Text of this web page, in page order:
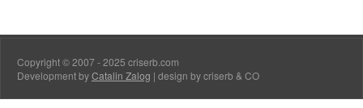
Copyright © 2007 - 2025 criserb.com
Development byCatalin Zalog | design by criserb & CO